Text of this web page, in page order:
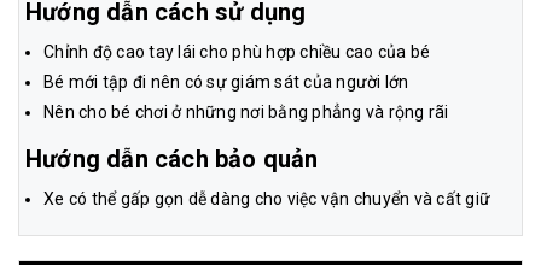
Hướng dẫn cách sử dụng
Chỉnh độ cao tay lái cho phù hợp chiều cao của bé
Bé mới tập đi nên có sự giám sát của người lớn
Nên cho bé chơi ở những nơi bằng phẳng và rộng rãi
Hướng dẫn cách bảo quản
Xe có thể gấp gọn dễ dàng cho việc vận chuyển và cất giữ